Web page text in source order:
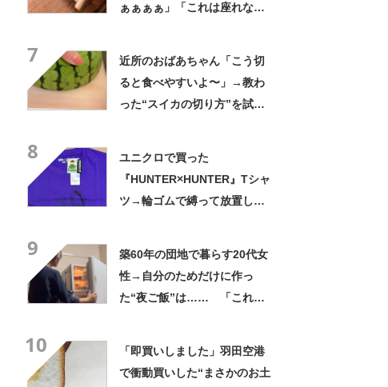
ぁぁぁぁ」「これは座れな
7
近所のおばあちゃん「こう切
ると食べやすいよ〜」→教わ
った“スイカの切り方”を試し
8
ユニクロで買った
『HUNTER×HUNTER』Tシャ
ツ→輪ゴムで縛って放置した
9
築60年の団地で暮らす20代女
性→自分のためだけに作っ
た“夜ご飯”は…… 「これぞ
10
「即買いしました」羽田空港
で衝動買いした“まさかのお土